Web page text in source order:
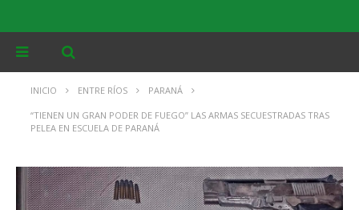
INICIO ENTRE RÍOS PARANÁ
“TIENEN UN GRAN PODER DE FUEGO” LAS ARMAS SECUESTRADAS TRAS
PELEA EN ESCUELA DE PARANÁ